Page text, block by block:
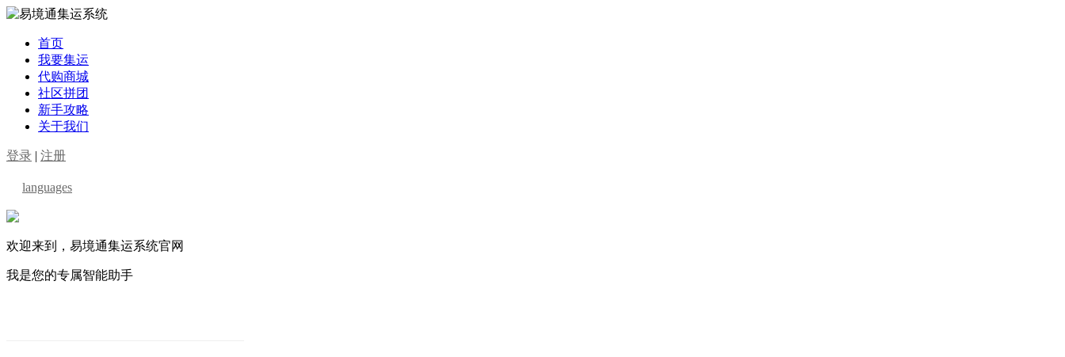
首页
我要集运
代购商城
社区拼团
新手攻略
关于我们
登录 | 注册
languages
欢迎来到，易境通集运系统官网
我是您的专属智能助手